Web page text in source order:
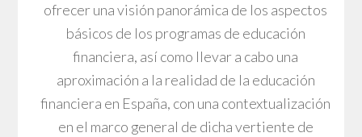
ofrecer una visión panorámica de los aspectos
básicos de los programas de educación
financiera, así como llevar a cabo una
aproximación a la realidad de la educación
financiera en España, con una contextualización
en el marco general de dicha vertiente de